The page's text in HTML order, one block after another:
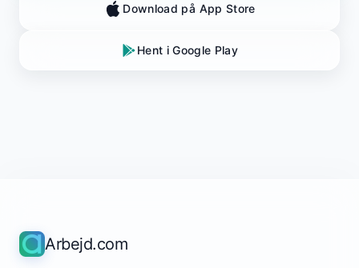
Download på App Store
Hent i Google Play
Arbejd.com